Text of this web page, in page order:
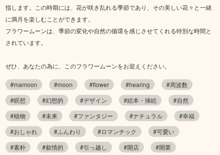
指します。この時期には、花が咲き乱れる季節であり、その美しい花々と一緒
に満月を楽しむことができます。
フラワームーンは、季節の変化や自然の循環を感じさせてくれる特別な時間と
されています。
ぜひ、あなたの為に、このフラワームーンをお迎えください。
#mamoon #moon #flower #hearing
#周波数
#瞑想
#幻想的 #デザイン #絵本・挿絵
#自然
#植物
#未来 #ファンタジー #ナチュラル
#幸福
#おしゃれ
#ふんわり #ロマンチック
#可愛い
#素朴
#叙情的 #引っ越し #開店
#開業